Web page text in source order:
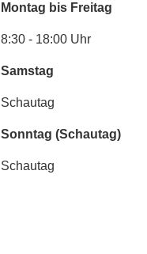
Montag bis Freitag
8:30 - 18:00 Uhr
Samstag
Schautag
Sonntag (Schautag)
Schautag